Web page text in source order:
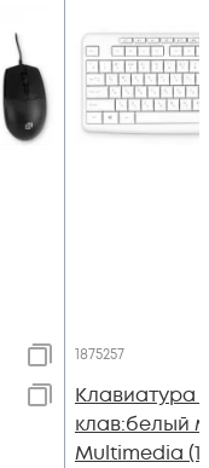
1875257
Клавиатура
клав:белый
Multimedia